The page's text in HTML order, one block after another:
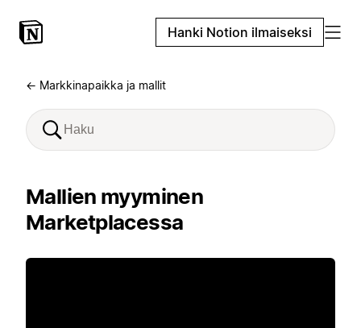
Hanki Notion ilmaiseksi
← Markkinapaikka ja mallit
Mallien myyminen
Marketplacessa